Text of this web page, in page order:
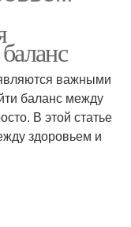
важными
баланс между
В этой статье
здоровьем и